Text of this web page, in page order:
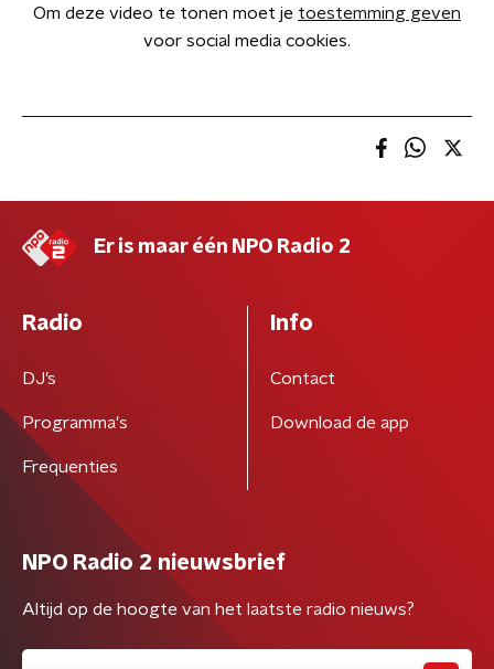
Om deze video te tonen moet je toestemming geven
voor social media cookies.
Er is maar één NPO Radio 2
Radio
DJ’s
Programma's
Frequenties
Info
Contact
Download de app
NPO Radio 2 nieuwsbrief
Altijd op de hoogte van het laatste radio nieuws?